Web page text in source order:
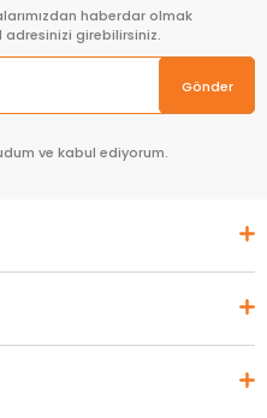
haberdar olmak
girebilirsiniz.
Gönder
ve kabul ediyorum.